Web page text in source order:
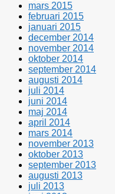
mars 2015
februari 2015
januari 2015
december 2014
november 2014
oktober 2014
september 2014
augusti 2014
juli 2014
juni 2014
maj 2014
april 2014
mars 2014
november 2013
oktober 2013
september 2013
augusti 2013
juli 2013